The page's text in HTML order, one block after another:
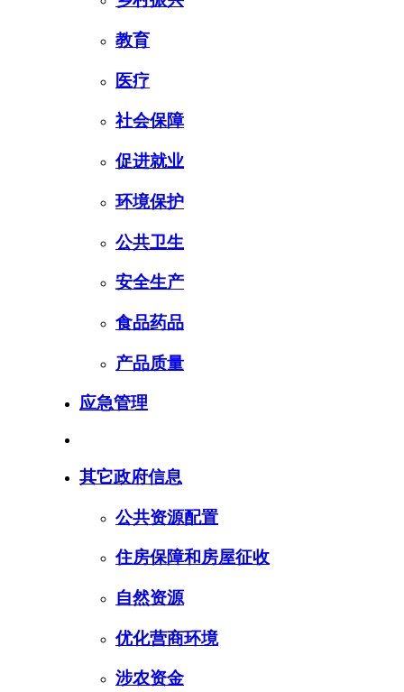
教育
医疗
社会保障
促进就业
环境保护
公共卫生
安全生产
食品药品
产品质量
应急管理
其它政府信息
公共资源配置
住房保障和房屋征收
自然资源
优化营商环境
涉农资金